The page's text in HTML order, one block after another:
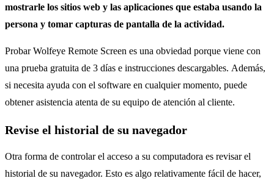
mostrarle los sitios web y las aplicaciones que estaba usando la
persona y tomar capturas de pantalla de la actividad.
Probar Wolfeye Remote Screen es una obviedad porque viene con
una prueba gratuita de 3 días e instrucciones descargables. Además,
si necesita ayuda con el software en cualquier momento, puede
obtener asistencia atenta de su equipo de atención al cliente.
Revise el historial de su navegador
Otra forma de controlar el acceso a su computadora es revisar el
historial de su navegador. Esto es algo relativamente fácil de hacer,